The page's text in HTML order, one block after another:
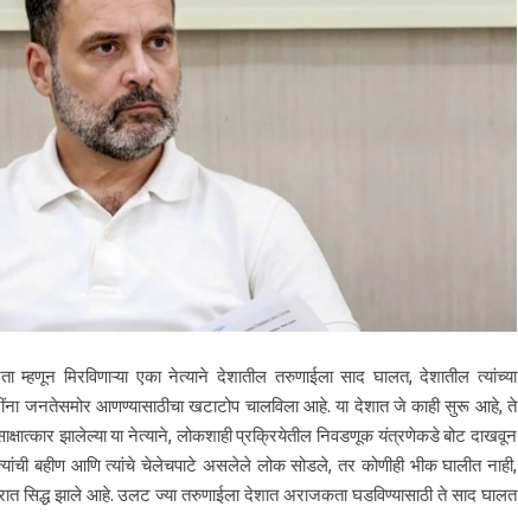
मिरविणाऱ्या एका नेत्याने देशातील तरुणाईला साद घालत, देशातील त्यांच्या
जनतेसमोर आणण्यासाठीचा खटाटोप चालविला आहे. या देशात जे काही सुरू आहे, ते
झालेल्या या नेत्याने, लोकशाही प्रक्रियेतील निवडणूक यंत्रणेकडे बोट दाखवून
बहीण आणि त्यांचे चेलेचपाटे असलेले लोक सोडले, तर कोणीही भीक घालीत नाही,
सिद्ध झाले आहे. उलट ज्या तरुणाईला देशात अराजकता घडविण्यासाठी ते साद घालत